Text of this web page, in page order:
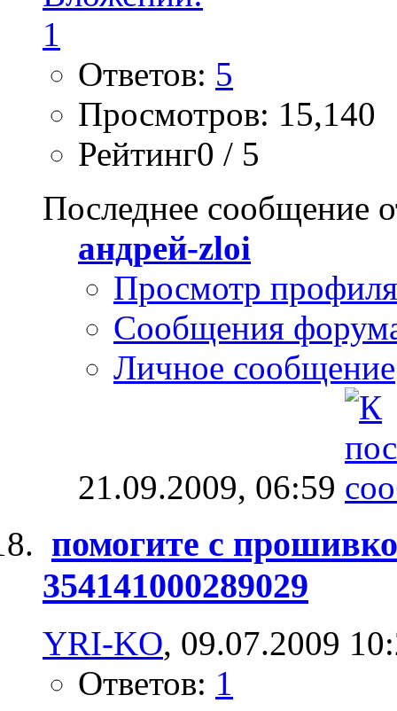
Ответов: 5
Просмотров: 15,140
Рейтинг0 / 5
Последнее сообщение
андрей-zloi
Просмотр профиля
Сообщения
Личное сообщение
21.09.2009, 06:59
помогите с
354141000289029
YRI-KO, 09.07.2009
Ответов: 1